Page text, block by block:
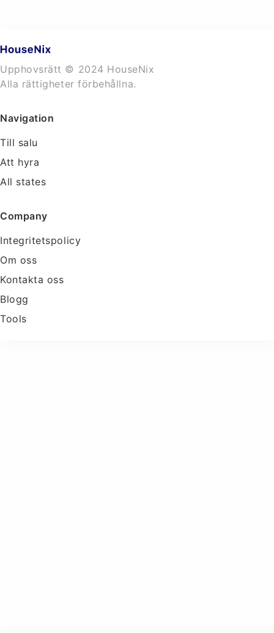
Upphovsrätt © 2024 HouseNix
Alla rättigheter förbehållna.
Navigation
Till salu
Att hyra
All states
Company
Integritetspolicy
Om oss
Kontakta oss
Blogg
Tools